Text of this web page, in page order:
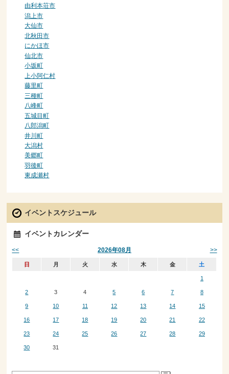
由利本荘市
潟上市
大仙市
北秋田市
にかほ市
仙北市
小坂町
上小阿仁村
藤里町
三種町
八峰町
五城目町
八郎潟町
井川町
大潟村
美郷町
羽後町
東成瀬村
イベントスケジュール
イベントカレンダー
2026年08月
<< >>
日 月 火 水 木 金 土
1
2 3 4 5 6 7 8
9 10 11 12 13 14 15
16 17 18 19 20 21 22
23 24 25 26 27 28 29
30 31